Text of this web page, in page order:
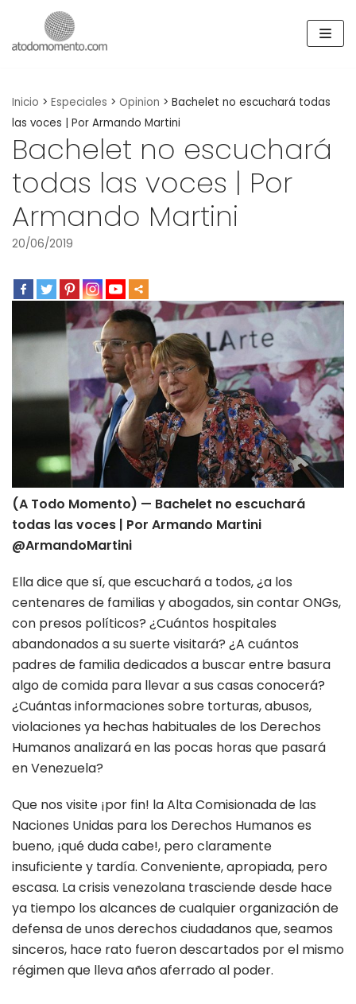
Skip
Inicio > Especiales > Opinion > Bachelet no escuchará todas
las voces | Por Armando Martini
Bachelet no escuchará
todas las voces | Por
Armando Martini
20/06/2019
(A Todo Momento) — Bachelet no escuchará
todas las voces | Por Armando Martini
@ArmandoMartini
Ella dice que sí, que escuchará a todos, ¿a los
centenares de familias y abogados, sin contar ONGs,
con presos políticos? ¿Cuántos hospitales
abandonados a su suerte visitará? ¿A cuántos
padres de familia dedicados a buscar entre basura
algo de comida para llevar a sus casas conocerá?
¿Cuántas informaciones sobre torturas, abusos,
violaciones ya hechas habituales de los Derechos
Humanos analizará en las pocas horas que pasará
en Venezuela?
Que nos visite ¡por fin! la Alta Comisionada de las
Naciones Unidas para los Derechos Humanos es
bueno, ¡qué duda cabe!, pero claramente
insuficiente y tardía. Conveniente, apropiada, pero
escasa. La crisis venezolana trasciende desde hace
ya tiempo los alcances de cualquier organización de
defensa de unos derechos ciudadanos que, seamos
sinceros, hace rato fueron descartados por el mismo
régimen que lleva años aferrado al poder.